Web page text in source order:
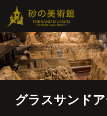
グラスサンド